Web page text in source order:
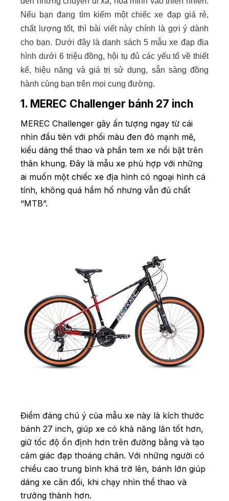
Nếu bạn đang tìm kiếm một chiếc xe đạp giá rẻ,
chất lượng tốt, thì bài viết này chính là gợi ý dành
cho bạn. Dưới đây là danh sách 5 mẫu xe đạp địa
hình dưới 6 triệu đồng, hội tụ đủ các yếu tố về thiết
kế, hiệu năng và giá trị sử dụng, sẵn sàng đồng
hành cùng bạn trên mọi cung đường.
1. MEREC Challenger bánh 27 inch
MEREC Challenger gây ấn tượng ngay từ cái
nhìn đầu tiên với phối màu đen đỏ mạnh mẽ,
kiểu dáng thể thao và phần tem xe nổi bật trên
thân khung. Đây là mẫu xe phù hợp với những
ai muốn một chiếc xe địa hình có ngoại hình cá
tính, không quá hầm hố nhưng vẫn đủ chất
“MTB”.
Điểm đáng chú ý của mẫu xe này là kích thước
bánh 27 inch, giúp xe có khả năng lăn tốt hơn,
giữ tốc độ ổn định hơn trên đường bằng và tạo
cảm giác đạp thoáng chân. Với những người có
chiều cao trung bình khá trở lên, bánh lớn giúp
dáng xe cân đối, khi chạy nhìn thể thao và
trưởng thành hơn.